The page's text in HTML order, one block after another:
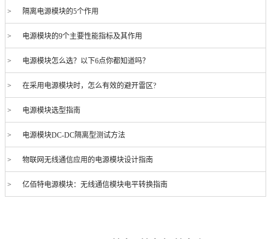
> 隔离电源模块的5个作用
> 电源模块的9个主要性能指标及其作用
> 电源模块怎么选？以下6点你都知道吗？
> 在采用电源模块时，怎么有效的避开雷区?
> 电源模块选型指南
> 电源模块DC-DC隔离型测试方法
> 物联网无线通信应用的电源模块设计指南
> 亿佰特电源模块：无线通信模块电平转换指南